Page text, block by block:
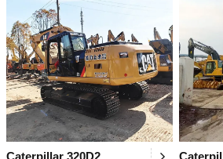
Caterpillar 320D2